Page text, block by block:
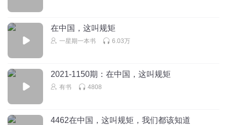
在中国，这叫规矩
一星期一本书 6.03万
2021-1150期：在中国，这叫规矩
有书 4808
4462在中国，这叫规矩，我们都该知道